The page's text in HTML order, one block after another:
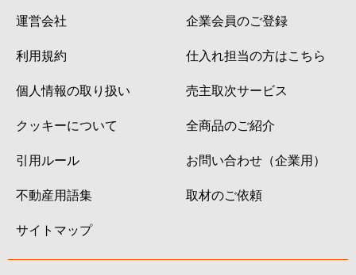
運営会社
利用規約
個人情報の取り扱い
クッキーについて
引用ルール
不動産用語集
サイトマップ
企業会員のご登録
仕入れ担当の方はこちら
売主取次サービス
全商品のご紹介
お問い合わせ（企業用）
取材のご依頼